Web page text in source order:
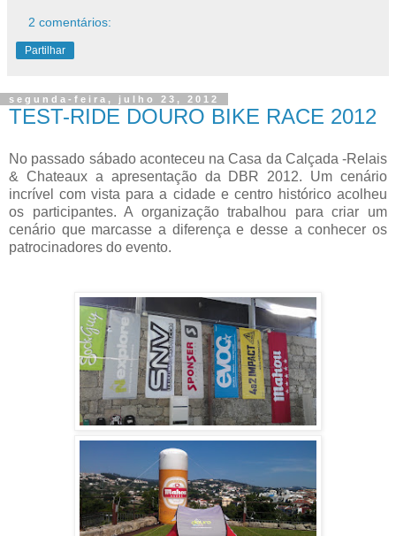
2 comentários:
Partilhar
segunda-feira, julho 23, 2012
TEST-RIDE DOURO BIKE RACE 2012
No passado sábado aconteceu na Casa da Calçada -Relais
& Chateaux a apresentação da DBR 2012. Um cenário
incrível com vista para a cidade e centro histórico acolheu
os participantes. A organização trabalhou para criar um
cenário que marcasse a diferença e desse a conhecer os
patrocinadores do evento.